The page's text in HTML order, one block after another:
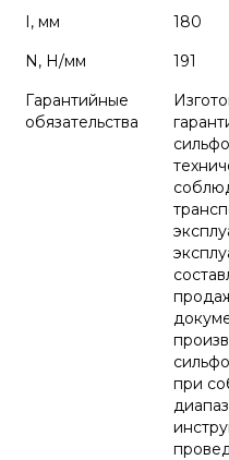
I, мм
180
N, Н/мм
191
Гарантийные
обязательства
при